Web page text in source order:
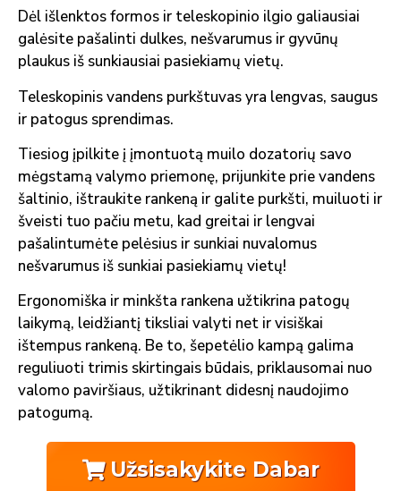
Dėl išlenktos formos ir teleskopinio ilgio galiausiai
galėsite pašalinti dulkes, nešvarumus ir gyvūnų
plaukus iš sunkiausiai pasiekiamų vietų.
Teleskopinis vandens purkštuvas yra lengvas, saugus
ir patogus sprendimas.
Tiesiog įpilkite į įmontuotą muilo dozatorių savo
mėgstamą valymo priemonę, prijunkite prie vandens
šaltinio, ištraukite rankeną ir galite purkšti, muiluoti ir
šveisti tuo pačiu metu, kad greitai ir lengvai
pašalintumėte pelėsius ir sunkiai nuvalomus
nešvarumus iš sunkiai pasiekiamų vietų!
Ergonomiška ir minkšta rankena užtikrina patogų
laikymą, leidžiantį tiksliai valyti net ir visiškai
ištempus rankeną. Be to, šepetėlio kampą galima
reguliuoti trimis skirtingais būdais, priklausomai nuo
valomo paviršiaus, užtikrinant didesnį naudojimo
patogumą.
Užsisakykite Dabar